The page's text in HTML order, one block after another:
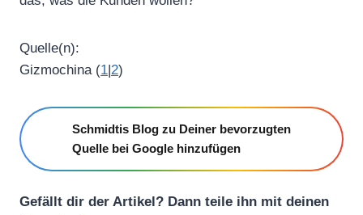
Quelle(n):
Gizmochina (1 2)
Schmidtis Blog zu Deiner bevorzugten
Quelle bei Google hinzufügen
Gefällt dir der Artikel? Dann teile ihn mit deinen